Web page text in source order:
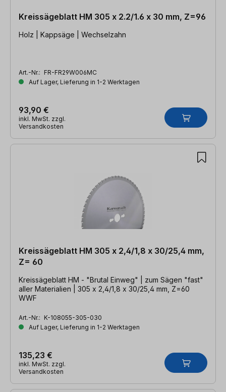
Kreissägeblatt HM 305 x 2.2/1.6 x 30 mm, Z=96
Holz | Kappsäge | Wechselzahn
Art.-Nr.: FR-FR29W006MC
Auf Lager, Lieferung in 1-2 Werktagen
93,90 €
inkl. MwSt. zzgl.
Versandkosten
Kreissägeblatt HM 305 x 2,4/1,8 x 30/25,4 mm,
Z= 60
Kreissägeblatt HM - "Brutal Einweg" | zum Sägen "fast"
aller Materialien | 305 x 2,4/1,8 x 30/25,4 mm, Z=60
WWF
Art.-Nr.: K-108055-305-030
Auf Lager, Lieferung in 1-2 Werktagen
135,23 €
inkl. MwSt. zzgl.
Versandkosten